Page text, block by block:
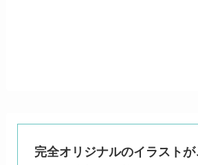
完全オリジナルのイラスト